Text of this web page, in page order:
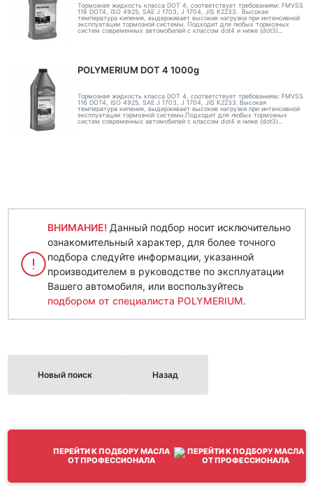
Тормозная жидкость класса DOT 4, соответствует требованиям: FMVSS
116 DOT4, ISO 4925, SAE J 1703, J 1704, JIS K2233. Высокая
температура кипения, выдерживает высокие нагрузки при интенсивной
эксплуатации тормозной системы. Подходит для любых тормозных
систем современных автомобилей с классом dot4 и ниже (dot3)...
POLYMERIUM DOT 4 1000g
Тормозная жидкость класса DOT 4, соответствует требованиям: FMVSS
116 DOT4, ISO 4925, SAE J 1703, J 1704, JIS K2233. Высокая
температура кипения, выдерживает высокие нагрузки при интенсивной
эксплуатации тормозной системы.Подходит для любых тормозных
систем современных автомобилей с классом dot4 и ниже (dot3)...
ВНИМАНИЕ! Данный подбор носит исключительно
ознакомительный характер, для более точного
подбора следуйте информации, указанной
производителем в руководстве по эксплуатации
Вашего автомобиля, или воспользуйтесь
подбором от специалиста POLYMERIUM.
Новый поиск Назад
ПЕРЕЙТИ К ПОДБОРУ МАСЛА
ОТ ПРОФЕССИОНАЛА